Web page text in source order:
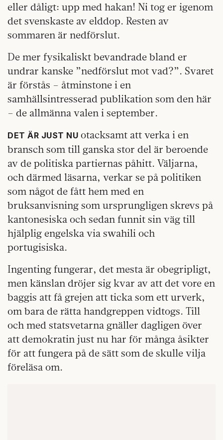
eller dåligt: upp med hakan! Ni tog er igenom
det svenskaste av elddop. Resten av
sommaren är nedförslut.
De mer fysikaliskt bevandrade bland er
undrar kanske ”nedförslut mot vad?”. Svaret
är förstås – åtminstone i en
samhällsintresserad publikation som den här
– de allmänna valen i september.
DET ÄR JUST NU otacksamt att verka i en
bransch som till ganska stor del är beroende
av de politiska partiernas påhitt. Väljarna,
och därmed läsarna, verkar se på politiken
som något de fått hem med en
bruksanvisning som ursprungligen skrevs på
kantonesiska och sedan funnit sin väg till
hjälplig engelska via swahili och
portugisiska.
Ingenting fungerar, det mesta är obegripligt,
men känslan dröjer sig kvar av att det vore en
baggis att få grejen att ticka som ett urverk,
om bara de rätta handgreppen vidtogs. Till
och med statsvetarna gnäller dagligen över
att demokratin just nu har för många åsikter
för att fungera på de sätt som de skulle vilja
föreläsa om.